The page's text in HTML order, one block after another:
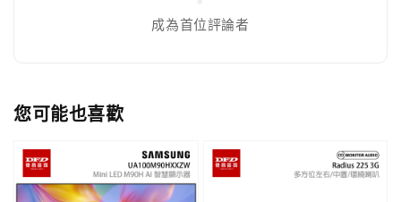
成為首位評論者
您可能也喜歡